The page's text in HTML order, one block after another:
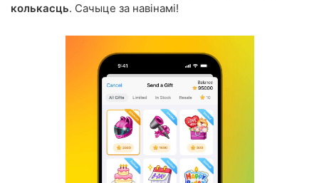
колькасць. Сачыце за навінамі!